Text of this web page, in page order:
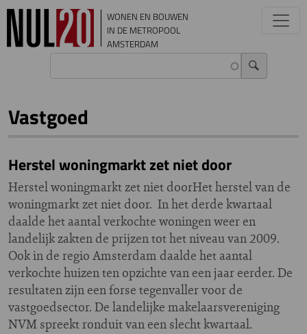
Overslaan en naar de inhoud gaan
WONEN EN BOUWEN
IN DE METROPOOL
AMSTERDAM
Vastgoed
Herstel woningmarkt zet niet door
Herstel woningmarkt zet niet doorHet herstel van de
woningmarkt zet niet door. In het derde kwartaal
daalde het aantal verkochte woningen weer en
landelijk zakten de prijzen tot het niveau van 2009.
Ook in de regio Amsterdam daalde het aantal
verkochte huizen ten opzichte van een jaar eerder. De
resultaten zijn een forse tegenvaller voor de
vastgoedsector. De landelijke makelaarsvereniging
NVM spreekt ronduit van een slecht kwartaal.